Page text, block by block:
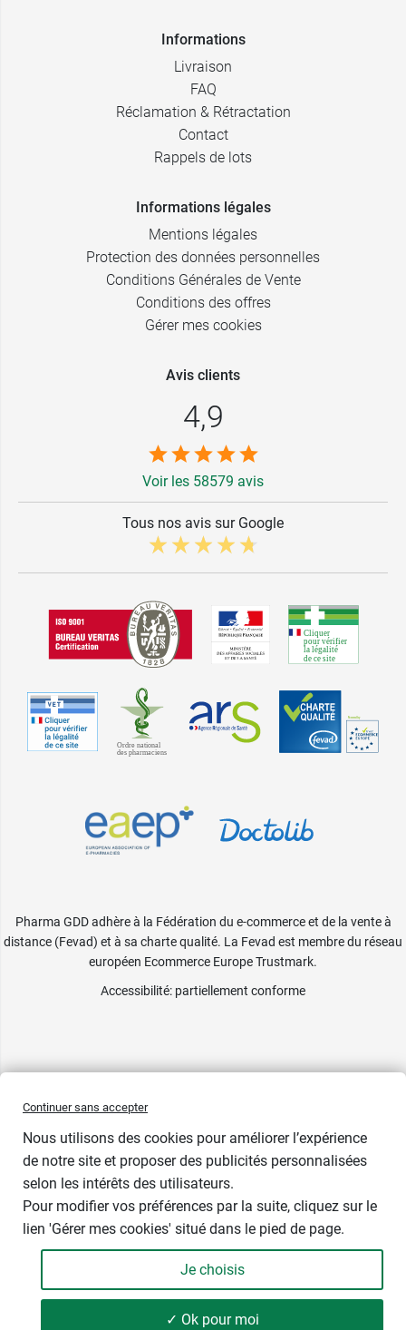
- +
1 cadeau
Informations
Livraison
FAQ
Réclamation & Rétractation
Contact
Rappels de lots
Informations légales
Mentions légales
Protection des données personnelles
Conditions Générales de Vente
Conditions des offres
Gérer mes cookies
Avis clients
4,9
Voir les 58579 avis
Tous nos avis sur Google
Pharma GDD adhère à la Fédération du e-commerce et de la vente à
distance (Fevad) et à sa charte qualité. La Fevad est membre du réseau
européen Ecommerce Europe Trustmark.
Accessibilité: partiellement conforme
Continuer sans accepter
Nous utilisons des cookies pour améliorer l’expérience
de notre site et proposer des publicités personnalisées
selon les intérêts des utilisateurs.
Pour modifier vos préférences par la suite, cliquez sur le
lien 'Gérer mes cookies' situé dans le pied de page.
Je choisis
✓ Ok pour moi